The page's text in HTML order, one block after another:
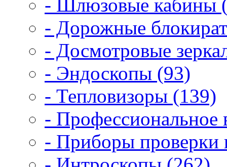
- Шлюзовые кабины
- Дорожные
- Досмотровые
- Эндоскопы (93)
- Тепловизоры (139)
- Профессиональное
- Приборы проверки